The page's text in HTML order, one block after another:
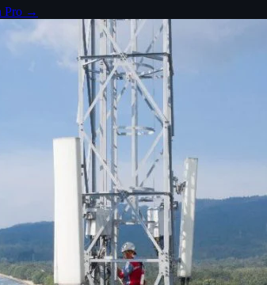
Pro →